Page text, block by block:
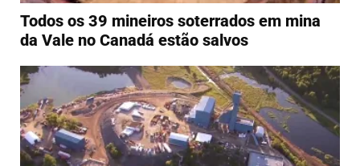
Todos os 39 mineiros soterrados em mina
da Vale no Canadá estão salvos